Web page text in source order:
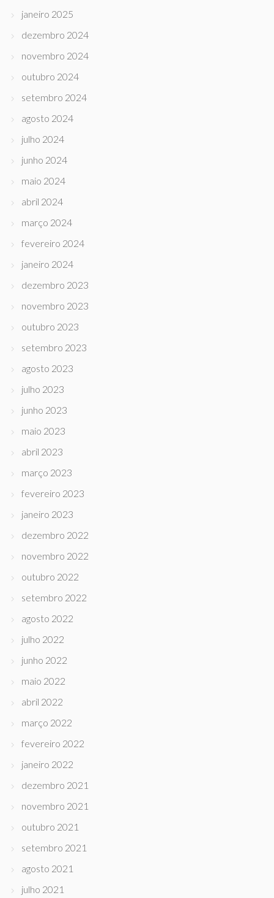
janeiro 2025
dezembro 2024
novembro 2024
outubro 2024
setembro 2024
agosto 2024
julho 2024
junho 2024
maio 2024
abril 2024
março 2024
fevereiro 2024
janeiro 2024
dezembro 2023
novembro 2023
outubro 2023
setembro 2023
agosto 2023
julho 2023
junho 2023
maio 2023
abril 2023
março 2023
fevereiro 2023
janeiro 2023
dezembro 2022
novembro 2022
outubro 2022
setembro 2022
agosto 2022
julho 2022
junho 2022
maio 2022
abril 2022
março 2022
fevereiro 2022
janeiro 2022
dezembro 2021
novembro 2021
outubro 2021
setembro 2021
agosto 2021
julho 2021